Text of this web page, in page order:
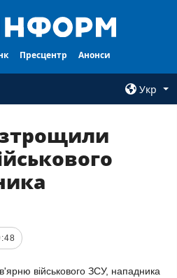
Пресцентр Анонси
Укр
АГЕНТСТВО
Правила